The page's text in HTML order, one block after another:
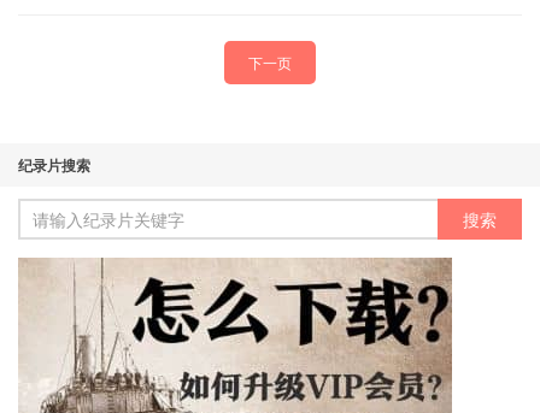
下一页
纪录片搜索